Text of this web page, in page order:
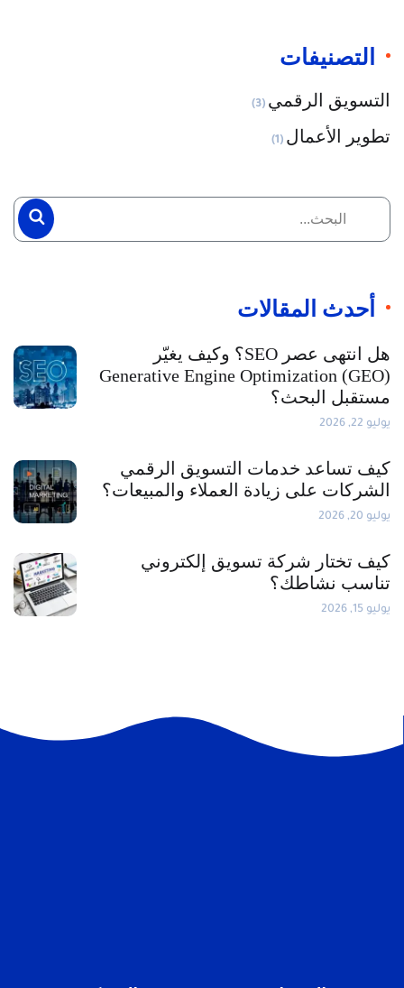
التصنيفات
التسويق الرقمي (3)
تطوير الأعمال (1)
أحدث المقالات
هل انتهى عصر SEO؟ وكيف يغيّر
Generative Engine Optimization (GEO)
مستقبل البحث؟
يوليو 22, 2026
كيف تساعد خدمات التسويق الرقمي
الشركات على زيادة العملاء والمبيعات؟
يوليو 20, 2026
كيف تختار شركة تسويق إلكتروني
تناسب نشاطك؟
يوليو 15, 2026